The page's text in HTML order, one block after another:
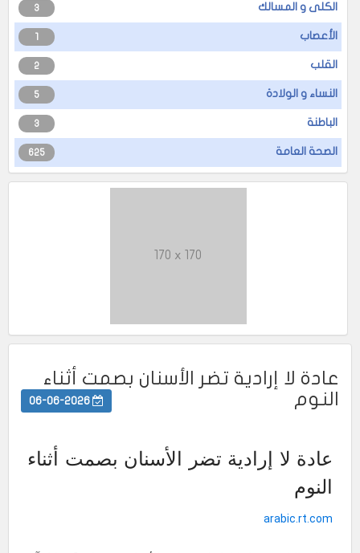
الكلى و المسالك 3
الأعصاب 1
القلب 2
النساء و الولادة 5
الباطنة 3
الصحة العامة 625
170 x 170
عادة لا إرادية تضر الأسنان بصمت أثناء
النوم
عادة لا إرادية تضر الأسنان بصمت أثناء
النوم
arabic.rt.com